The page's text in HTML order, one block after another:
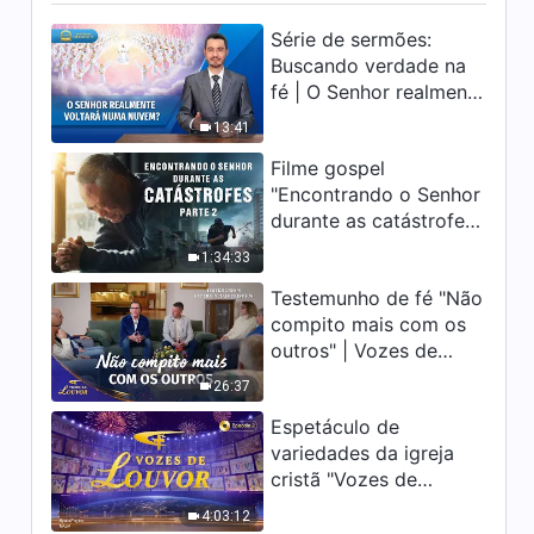
3:23
1:36
Documentário da Igreja de
Deus Todo-Poderoso
"Crônicas da perseguição
religiosa na China" (Trailer)
13:41
Série de sermões:
Buscando verdade na
fé | O Senhor realmente
1:34:33
Filme gospel
"Encontrando o Senhor
durante as catástrofes"
“Evento de extinção
em massa”. As
catástrofes ccontecem,
regressiva, você
encontrou uma maneira
de sobreviver?
26:37
Testemunho de fé "Não
compito mais com os
outros" | Vozes de
4:03:12
Espetáculo de
variedades da igreja
cristã "Vozes de